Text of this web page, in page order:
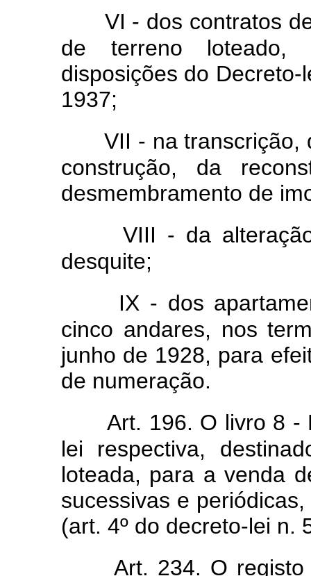
VI - dos contratos
de terreno loteado,
disposições do
1937;
VII - na transcrição,
construção, da
desmembramento de
VIII - da
desquite;
IX - dos
cinco andares, nos
junho de 1928, para
de numeração.
Art. 196. O livro 8 -
lei respectiva,
loteada, para a venda
sucessivas e
(art. 4º do decreto-lei n.
Art. 234. O